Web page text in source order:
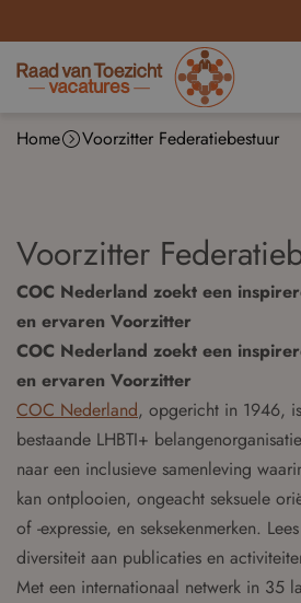
Home Voorzitter Federatiebestuur
Voorzitter
COC Nederland zoekt een
en ervaren Voorzitter
COC Nederland zoekt een
en ervaren Voorzitter
COC Nederland, opgericht in 1946,
bestaande LHBTI+
naar een inclusieve samenleving
kan ontplooien, ongeacht seksuele
of -expressie, en seksekenmerken. Lees
diversiteit aan publicaties en
Met een internationaal netwerk in 35